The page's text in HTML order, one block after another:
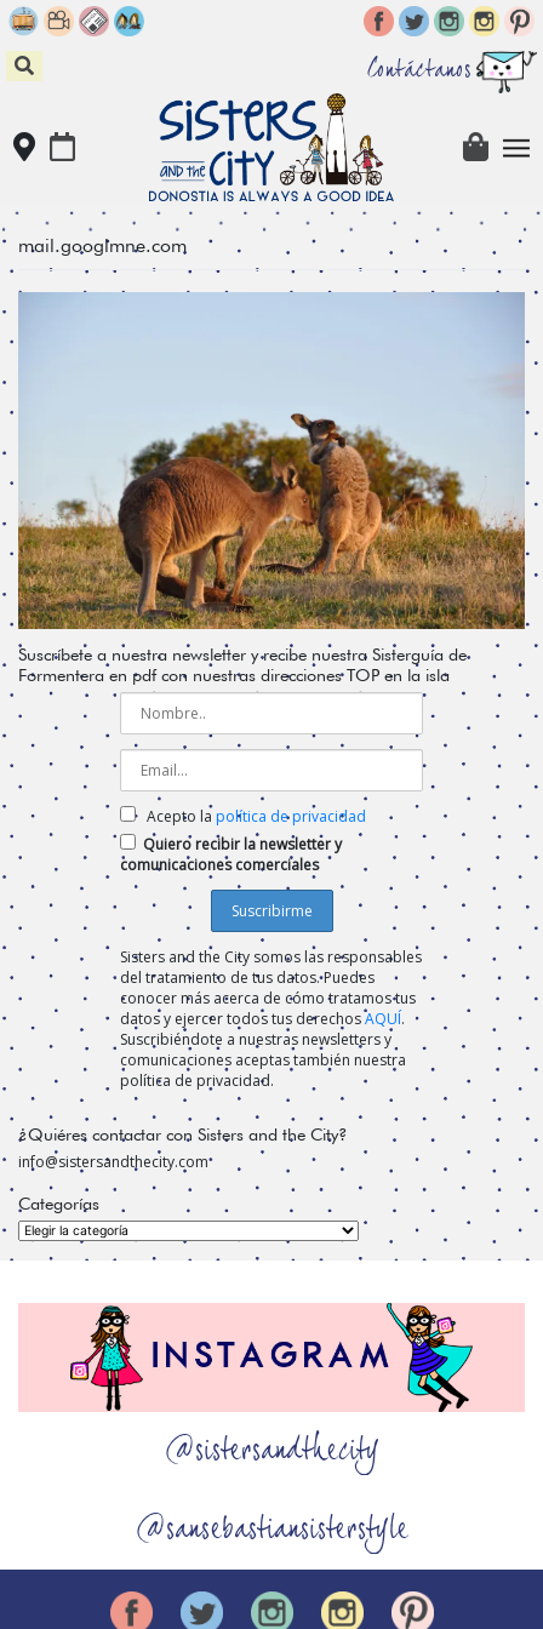
Skip
to
content
Contáctanos
mail.googlmne.com
Suscríbete a nuestra newsletter y recibe nuestra Sisterguía de
Formentera en pdf con nuestras direcciones TOP en la isla
Acepto la política de privacidad
Quiero recibir la newsletter y
comunicaciones comerciales
Sisters and the City somos las responsables
del tratamiento de tus datos. Puedes
conocer más acerca de cómo tratamos tus
datos y ejercer todos tus derechosAQUÍ.
Suscribiéndote a nuestras newsletters y
comunicaciones aceptas también nuestra
política de privacidad.
¿Quiéres contactar con Sisters and the City?
info@sistersandthecity.com
Categorías
Categorías
@sistersandthecity
@sansebastiansisterstyle